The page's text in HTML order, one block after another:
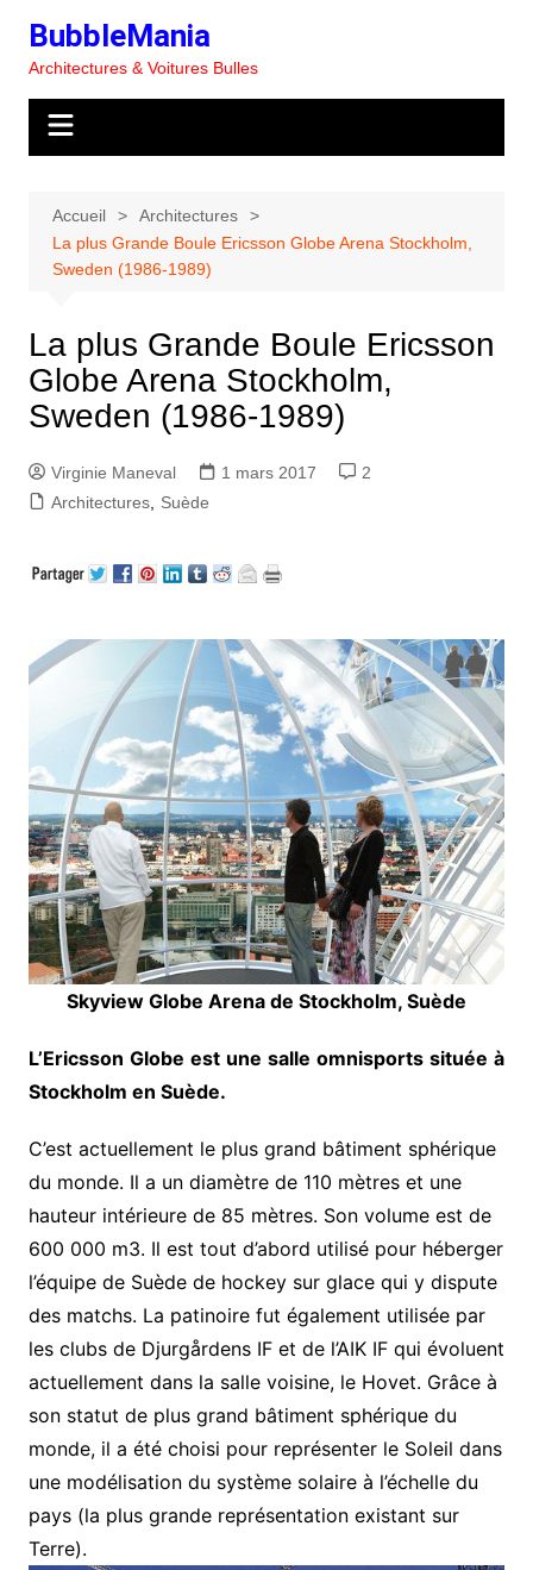
contenu
BubbleMania
Architectures & Voitures Bulles
Accueil
Architectures
La plus Grande Boule Ericsson Globe Arena Stockholm,
Sweden (1986-1989)
La plus Grande Boule Ericsson
Globe Arena Stockholm,
Sweden (1986-1989)
Virginie Maneval 1 mars 2017
2
Architectures, Suède
Skyview Globe Arena de Stockholm, Suède
L’Ericsson Globe est une salle omnisports située à
Stockholm en Suède.
C’est actuellement le plus grand bâtiment sphérique
du monde. Il a un diamètre de 110 mètres et une
hauteur intérieure de 85 mètres. Son volume est de
600 000 m3. Il est tout d’abord utilisé pour héberger
l’équipe de Suède de hockey sur glace qui y dispute
des matchs. La patinoire fut également utilisée par
les clubs de Djurgårdens IF et de l’AIK IF qui évoluent
actuellement dans la salle voisine, le Hovet. Grâce à
son statut de plus grand bâtiment sphérique du
monde, il a été choisi pour représenter le Soleil dans
une modélisation du système solaire à l’échelle du
pays (la plus grande représentation existant sur
Terre).